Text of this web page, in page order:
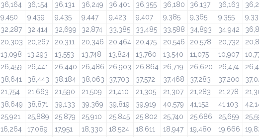
36,164 36,154 36,131 36,249 36,401 36,355 36,180 36,137 36,163
9,450 9,439 9,435 9,447 9,423 9,407 9,385 9,365 9,355
32,287 32,414 32,699 32,874 33,385 33,485 33,588 34,893 34,942
20,303 20,267 20,311 20,346 20,464 20,475 20,546 20,578 20,732
13,098 13,293 13,553 13,748 13,824 13,760 13,540 11,075 10,907
26,459 26,441 26,440 26,486 26,903 26,864 26,719 26,620 26,474
38,641 38,443 38,184 38,063 37,703 37,572 37,468 37,283 37,200
21,754 21,663 21,590 21,509 21,410 21,305 21,307 21,283 21,278
38,649 38,871 39,133 39,369 39,819 39,919 40,579 41,152 41,103
25,921 25,889 25,879 25,910 25,845 25,802 25,740 25,686 25,659
16,264 17,089 17,951 18,330 18,524 18,611 18,947 19,480 19,666